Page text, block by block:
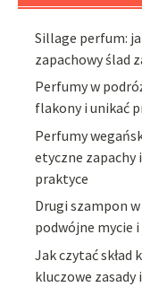
Sillage perfum:
zapachowy ślad
Perfumy w
flakony i unikać
Perfumy
etyczne zapachy
praktyce
Drugi szampon
podwójne mycie
Jak czytać skład
kluczowe